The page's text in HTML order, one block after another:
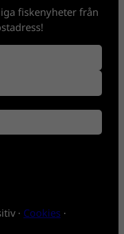
fiskenyheter från
· Cookies ·